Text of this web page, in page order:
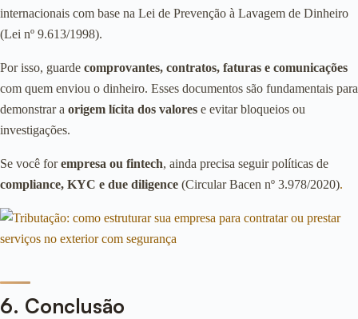
internacionais com base na Lei de Prevenção à Lavagem de Dinheiro
(Lei nº 9.613/1998).
Por isso, guarde comprovantes, contratos, faturas e comunicações
com quem enviou o dinheiro. Esses documentos são fundamentais para
demonstrar a origem lícita dos valores e evitar bloqueios ou
investigações.
Se você forempresa ou fintech, ainda precisa seguir políticas de
compliance, KYC e due diligence (Circular Bacen nº 3.978/2020).
6. Conclusão